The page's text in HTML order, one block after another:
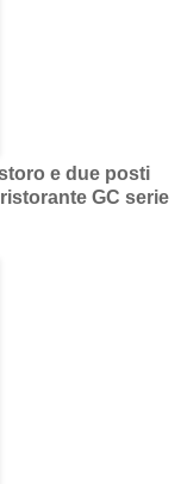
e due posti
GC serie